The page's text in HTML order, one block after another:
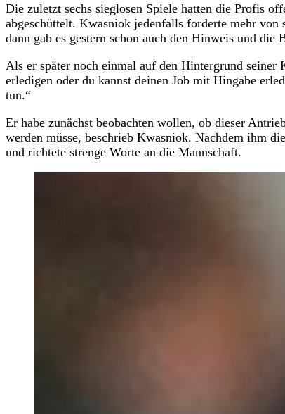
Die zuletzt sechs sieglosen Spiele hatten die Profis
abgeschüttelt. Kwasniok jedenfalls forderte mehr
dann gab es gestern schon auch den Hinweis und
Als er später noch einmal auf den Hintergrund
erledigen oder du kannst deinen Job mit Hingabe
tun.“
Er habe zunächst beobachten wollen, ob dieser
werden müsse, beschrieb Kwasniok. Nachdem ihm
und richtete strenge Worte an die Mannschaft.